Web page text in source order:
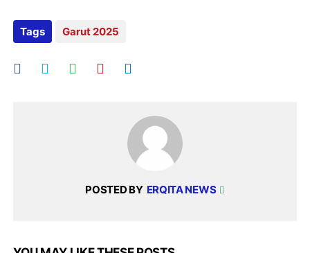
Tags Garut 2025
POSTED BY ERQITA NEWS